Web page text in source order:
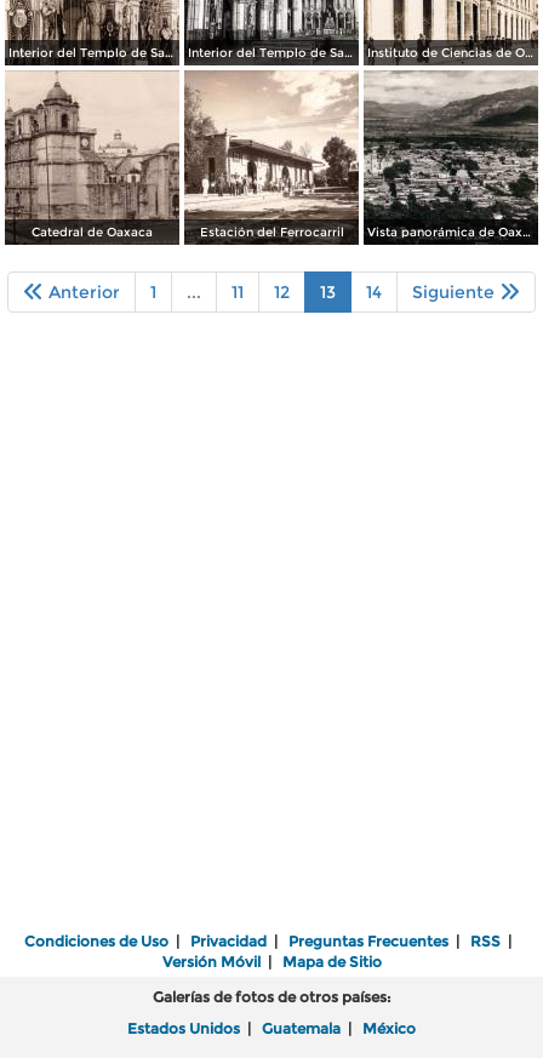
Interior del Templo de Santo Domingo Interior del Templo de Santo Domingo Instituto de Ciencias de Oaxaca
Catedral de Oaxaca Estación del Ferrocarril Vista panorámica de Oaxaca
Anterior 1 ... 11 12 13 14 Siguiente
Condiciones de Uso | Privacidad | Preguntas Frecuentes | RSS |
Versión Móvil| Mapa de Sitio
Galerías de fotos de otros países:
Estados Unidos | Guatemala | México